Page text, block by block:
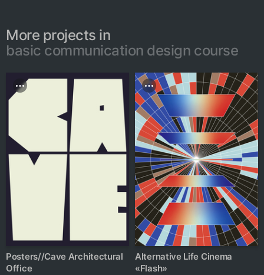
More projects in
basic communication design course
Posters//Cave Architectural
Office
Alternative Life Cinema
«Flash»